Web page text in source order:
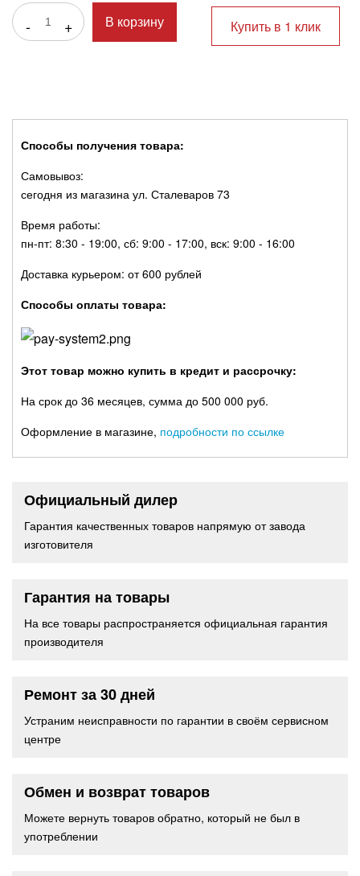
- + В корзину Купить в 1 клик
Способы получения товара:
Самовывоз:
сегодня из магазина ул. Сталеваров 73
Время работы:
пн-пт: 8:30 - 19:00, сб: 9:00 - 17:00, вск: 9:00 - 16:00
Доставка курьером: от 600 рублей
Способы оплаты товара:
Этот товар можно купить в кредит и рассрочку:
На срок до 36 месяцев, сумма до 500 000 руб.
Оформление в магазине, подробности по ссылке
Официальный дилер
Гарантия качественных товаров напрямую от завода
изготовителя
Гарантия на товары
На все товары распространяется официальная гарантия
производителя
Ремонт за 30 дней
Устраним неисправности по гарантии в своём сервисном
центре
Обмен и возврат товаров
Можете вернуть товаров обратно, который не был в
употреблении